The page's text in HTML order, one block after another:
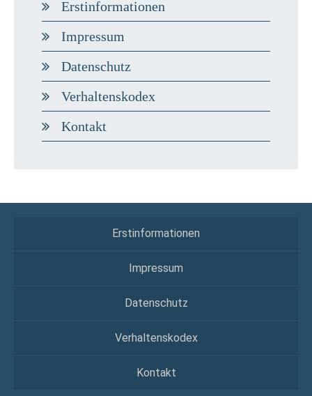
Erstinformationen
Impressum
Datenschutz
Verhaltenskodex
Kontakt
Erstinformationen
Impressum
Datenschutz
Verhaltenskodex
Kontakt